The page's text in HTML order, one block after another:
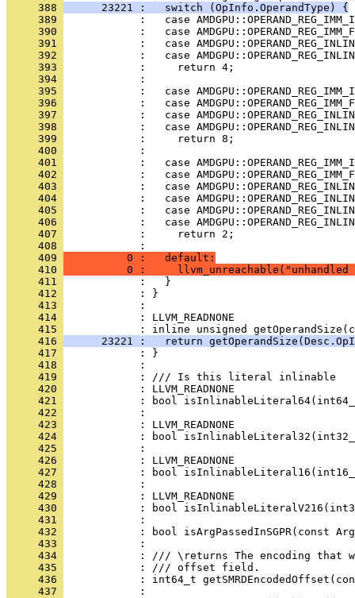
     388
      23221 :   switch (OpInfo.OperandType) {
     389
     390
     391
     392
     393
     394
     395
     396
     397
     398
     399
     400
     401
     402
     403
     404
     405
     406
     407
     408
     409
          0 :   default:
     410
0 :     llvm_unreachable("unhandled
     411
     412
     413
     414
     415
     416
23221 :   return
     417
     418
     419
     420
     421
     422
     423
     424
     425
     426
     427
     428
     429
     430
     431
     432
     433
     434
     435
     436
     437